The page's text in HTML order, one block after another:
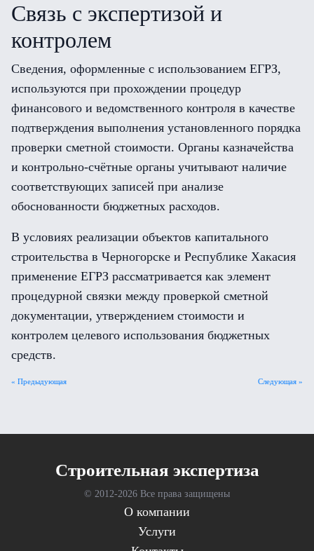
Связь с экспертизой и
контролем
Сведения, оформленные с использованием ЕГРЗ,
используются при прохождении процедур
финансового и ведомственного контроля в качестве
подтверждения выполнения установленного порядка
проверки сметной стоимости. Органы казначейства
и контрольно-счётные органы учитывают наличие
соответствующих записей при анализе
обоснованности бюджетных расходов.
В условиях реализации объектов капитального
строительства в Черногорске и Республике Хакасия
применение ЕГРЗ рассматривается как элемент
процедурной связки между проверкой сметной
документации, утверждением стоимости и
контролем целевого использования бюджетных
средств.
Следующая »
« Предыдующая
Cтроительная экспертиза
© 2012-2026 Все права защищены
О компании
Услуги